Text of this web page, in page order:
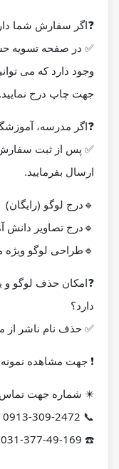
❓اگر سفارش شما
✅ در صفحه تسویه
وجود دارد که می
جهت چاپ درج نمایید.
❓اگر مدرسه،
✅ پس از ثبت سفارش
ارسال بفرمایید.
🔹درج لوگو (رایگان)
🔹درج تصاویر دانش
🔹طراحی لوگو ویژه
❓امکان حذف لوگو و
دارد؟
✅ حذف نام ناشر از
❗️ جهت مشاهده
✴️ شماره جهت تماس
📞 0913-309-2472
☎️ 031-377-49-169